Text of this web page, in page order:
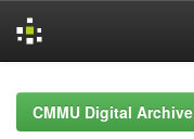
navigationCMMU Digital Archive